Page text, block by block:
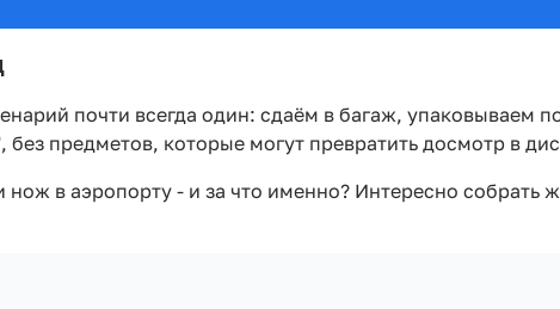
почти всегда один: сдаём в багаж, упаковываем
предметов, которые могут превратить досмотр в
в аэропорту - и за что именно? Интересно собрать